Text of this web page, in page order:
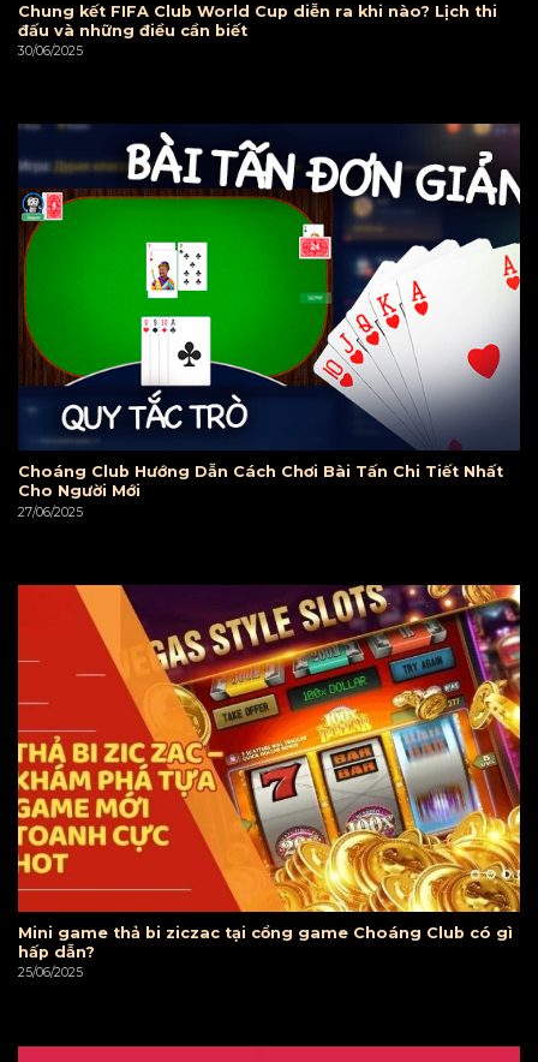
Chung kết FIFA Club World Cup diễn ra khi nào? Lịch thi
đấu và những điều cần biết
30/06/2025
Choáng Club Hướng Dẫn Cách Chơi Bài Tấn Chi Tiết Nhất
Cho Người Mới
27/06/2025
Mini game thả bi ziczac tại cổng game Choáng Club có gì
hấp dẫn?
25/06/2025